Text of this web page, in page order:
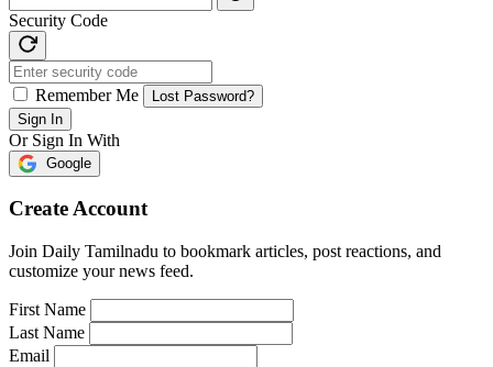
Security Code
Remember Me
Lost Password?
Sign In
Or Sign In With
Google
Create Account
Join Daily Tamilnadu to bookmark articles, post reactions, and
customize your news feed.
First Name
Last Name
Email